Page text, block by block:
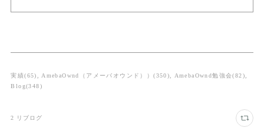
実績(65) AmebaOwnd（アメーバオウンド））(350) AmebaOwnd勉強会(82)
Blog(348)
2 リブログ